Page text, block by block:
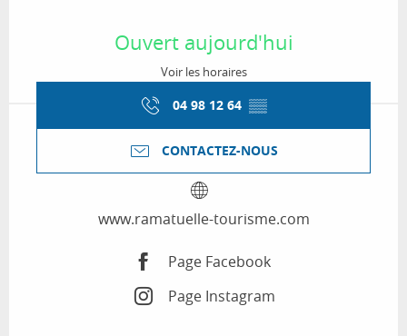
Ouvert aujourd'hui
Voir les horaires
04 98 12 64 ▒▒
CONTACTEZ-NOUS
www.ramatuelle-tourisme.com
Page Facebook
Page Instagram